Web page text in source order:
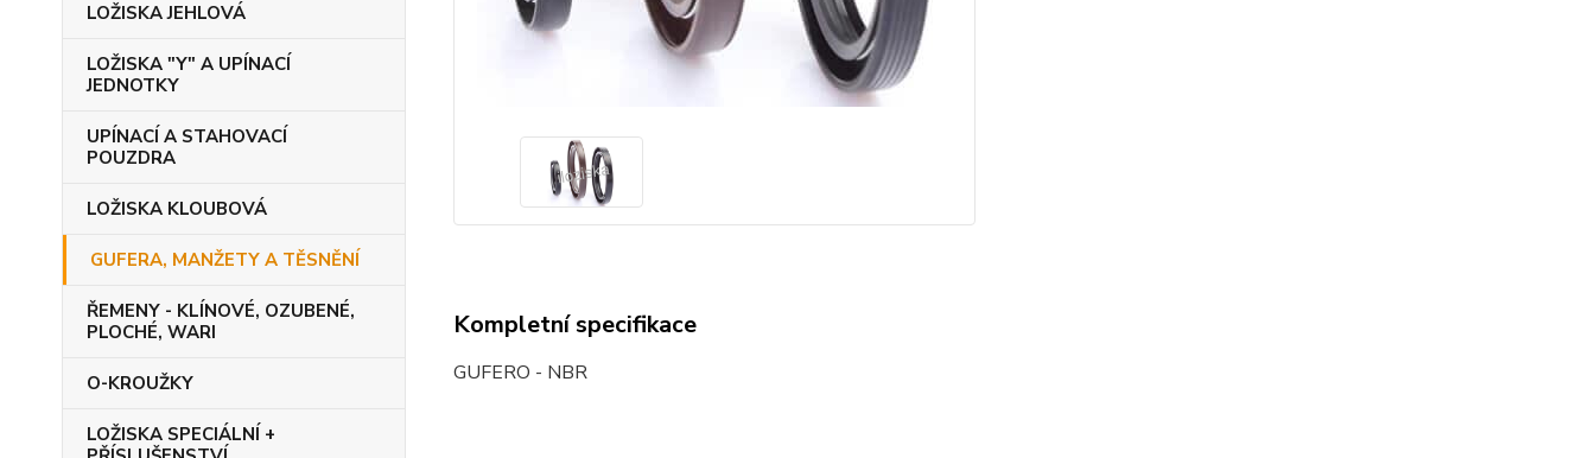
LOŽISKA JEHLOVÁ
LOŽISKA "Y" A UPÍNACÍ
JEDNOTKY
UPÍNACÍ A STAHOVACÍ
POUZDRA
LOŽISKA KLOUBOVÁ
GUFERA, MANŽETY A TĚSNĚNÍ
ŘEMENY - KLÍNOVÉ, OZUBENÉ,
PLOCHÉ, WARI
O-KROUŽKY
LOŽISKA SPECIÁLNÍ +
Kompletní specifikace
GUFERO - NBR